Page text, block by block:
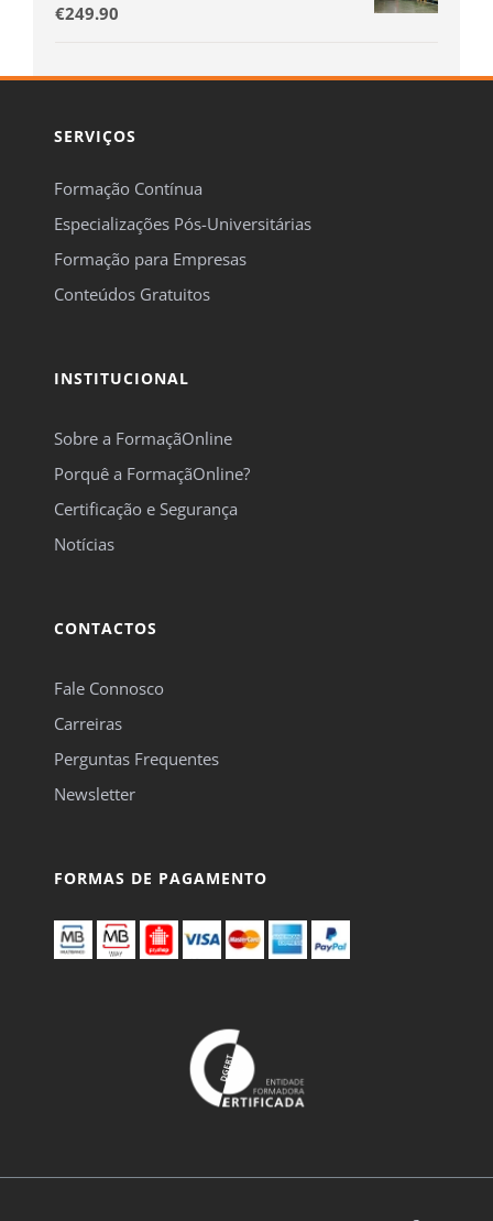
€249.90
SERVIÇOS
Formação Contínua
Especializações Pós-Universitárias
Formação para Empresas
Conteúdos Gratuitos
INSTITUCIONAL
Sobre a FormaçãOnline
Porquê a FormaçãOnline?
Certificação e Segurança
Notícias
CONTACTOS
Fale Connosco
Carreiras
Perguntas Frequentes
Newsletter
FORMAS DE PAGAMENTO